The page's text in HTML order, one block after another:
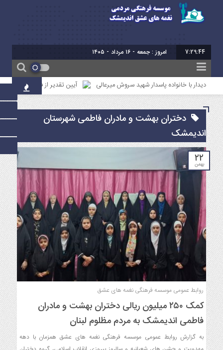
7:29:44 برابر با : 23 - صفر - 1448
دیدار با خانواده پاسدار شهید سروش میرعالی آیین تقدیر از فعالین امر ازدواج
دختران بهشت و مادران فاطمی شهرستان
اندیمشک
۲۲
بهمن
روابط عمومی موسسه فرهنگی نغمه های عشق
کمک ۲۵۰ میلیون ریالی دختران بهشت و مادران
فاطمی اندیمشک به مردم مظلوم لبنان
به گزارش روابط عمومی موسسه فرهنگی نغمه های عشق همزمان با دهه